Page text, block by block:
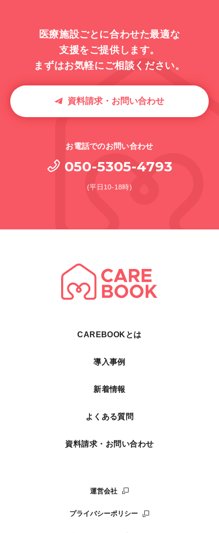
医療施設ごとに合わせた最適な
支援をご提供します。
まずはお気軽にご相談ください。
資料請求・お問い合わせ
お電話でのお問い合わせ
050-5305-4793
(平日10-18時)
CAREBOOKとは
導入事例
新着情報
よくある質問
資料請求・お問い合わせ
運営会社
プライバシーポリシー